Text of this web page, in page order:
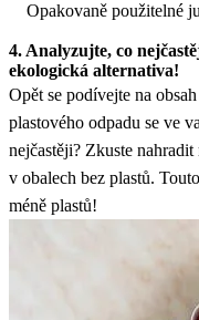
Opakovaně použitelné
4. Analyzujte, co
ekologická alternativa!
Opět se podívejte na
plastového odpadu se ve
nejčastěji? Zkuste
v obalech bez plastů.
méně plastů!